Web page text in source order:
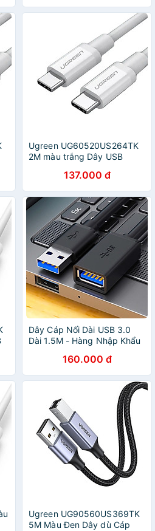
Ugreen UG60520US264TK
2M màu trắng Dây USB
HÀNG CHÍNH HÃNG
137.000 đ
Dây Cáp Nối Dài USB 3.0
Dài 1.5M - Hàng Nhập Khẩu
160.000 đ
Ugreen UG90560US369TK
5M Màu Đen Dây dù Cáp